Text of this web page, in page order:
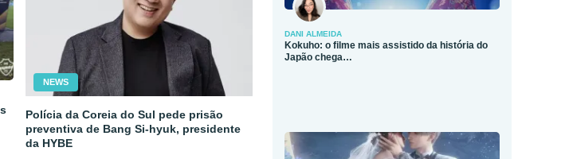
NEWS
Polícia da Coreia do Sul pede prisão
preventiva de Bang Si-hyuk, presidente
da HYBE
DANI ALMEIDA
Kokuho: o filme mais assistido da história do
Japão chega…